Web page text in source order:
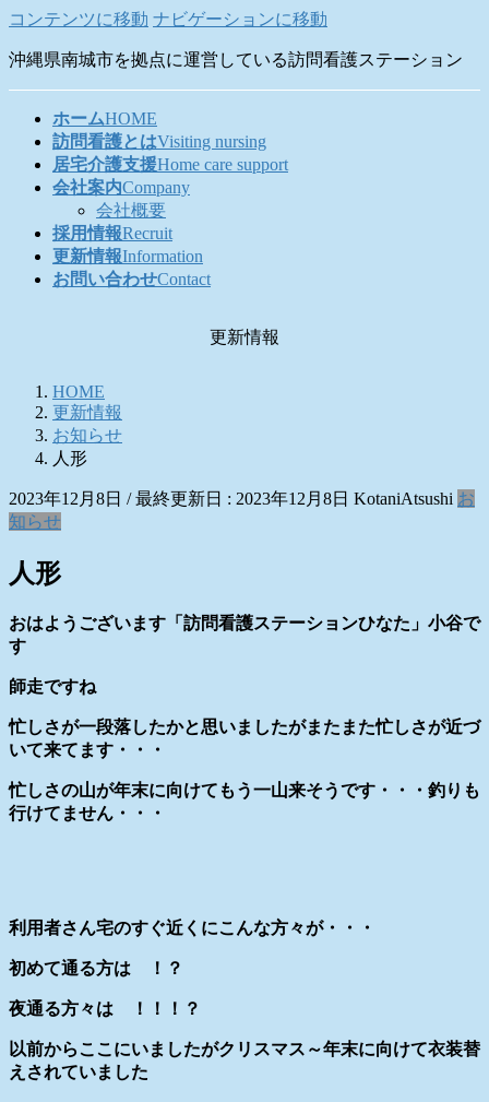
コンテンツに移動 ナビゲーションに移動
沖縄県南城市を拠点に運営している訪問看護ステーション
ホームHOME
訪問看護とはVisiting nursing
居宅介護支援Home care support
会社案内Company
会社概要
採用情報Recruit
更新情報Information
お問い合わせContact
更新情報
HOME
更新情報
お知らせ
人形
2023年12月8日 / 最終更新日 : 2023年12月8日 KotaniAtsushi お
知らせ
人形
おはようございます「訪問看護ステーションひなた」小谷で
す
師走ですね
忙しさが一段落したかと思いましたがまたまた忙しさが近づ
いて来てます・・・
忙しさの山が年末に向けてもう一山来そうです・・・釣りも
行けてません・・・
利用者さん宅のすぐ近くにこんな方々が・・・
初めて通る方は ！？
夜通る方々は ！！！？
以前からここにいましたがクリスマス～年末に向けて衣装替
えされていました